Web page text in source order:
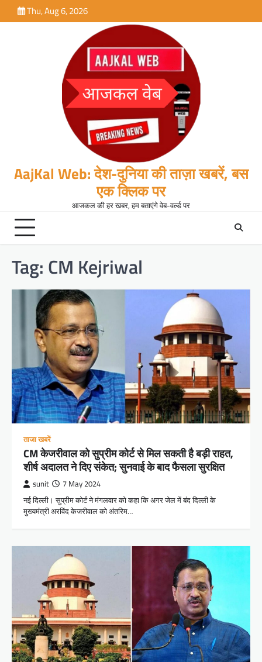
to
Thu, Aug 6, 2026
AajKal Web: देश-दुनिया की ताज़ा खबरें, बस
एक क्लिक पर
आजकल की हर खबर, हम बताएंगे वेब-वर्ल्ड पर
Tag: CM Kejriwal
ताजा खबरें
CM केजरीवाल को सुप्रीम कोर्ट से मिल सकती है बड़ी राहत,
शीर्ष अदालत ने दिए संकेत; सुनवाई के बाद फैसला सुरक्षित
sunit 7 May 2024
नई दिल्ली। सुप्रीम कोर्ट ने मंगलवार को कहा कि अगर जेल में बंद दिल्ली के
मुख्यमंत्री अरविंद केजरीवाल को अंतरिम…